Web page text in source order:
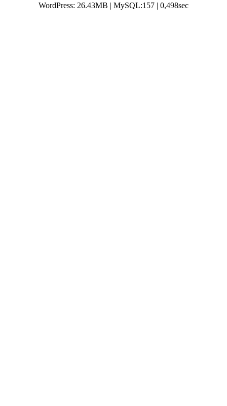
WordPress: 26.43MB | MySQL:157 | 0,498sec